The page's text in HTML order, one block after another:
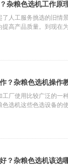
杂粮色选机工作原
人工服务挑选的旧情
高产品质量。到现在
？杂粮色选机操作
工厂使用比较广泛的一
选机这些色选设备的
？杂粮色选机该选